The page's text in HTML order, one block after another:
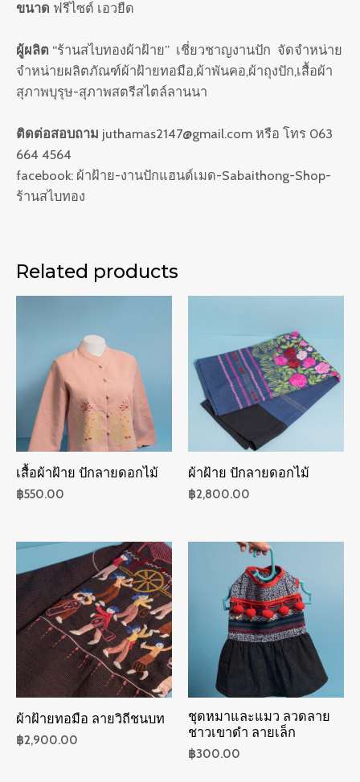
ขนาด ฟรีไซต์ เอวยืด
ผู้ผลิต “ร้านสไบทองผ้าฝ้าย” เชี่ยวชาญงานปัก จัดจำหน่าย
จำหน่ายผลิตภัณฑ์ผ้าฝ้ายทอมือ,ผ้าพันคอ,ผ้าถุงปัก,เสื้อผ้า
สุภาพบุรุษ-สุภาพสตรีสไตล์ลานนา
ติดต่อสอบถาม juthamas2147@gmail.com หรือ โทร 063
664 4564
facebook: ผ้าฝ้าย-งานปักแฮนด์เมด-Sabaithong-Shop-
ร้านสไบทอง
Related products
เสื้อผ้าฝ้าย ปักลายดอกไม้
฿550.00
ผ้าฝ้าย ปักลายดอกไม้
฿2,800.00
ผ้าฝ้ายทอมือ ลายวิถีชนบท
฿2,900.00
ชุดหมาและแมว ลวดลาย
ชาวเขาดำ ลายเล็ก
฿300.00